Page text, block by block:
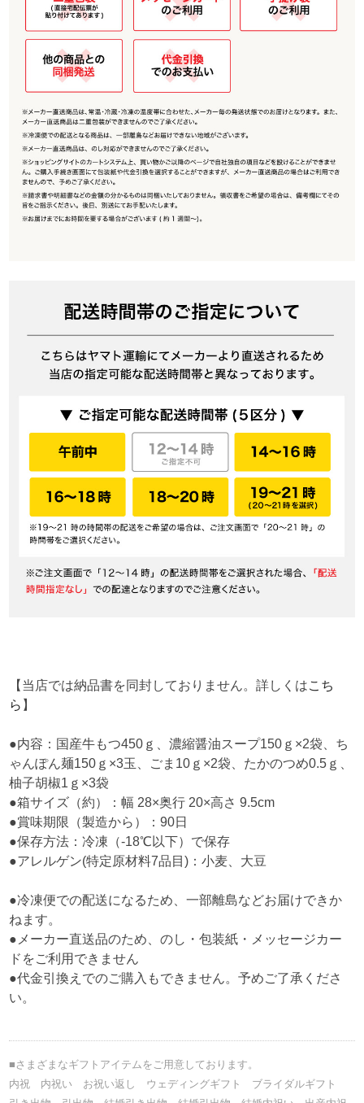
【当店では納品書を同封しておりません。詳しくはこち
ら 】
●内容：国産牛もつ450ｇ、濃縮醤油スープ150ｇ×2袋、ち
ゃんぽん麺150ｇ×3玉、ごま10ｇ×2袋、たかのつめ0.5ｇ、
柚子胡椒1ｇ×3袋
●箱サイズ（約）：幅 28×奥行 20×高さ 9.5cm
●賞味期限（製造から）：90日
●保存方法：冷凍（-18℃以下）で保存
●アレルゲン(特定原材料7品目)：小麦、大豆
●冷凍便での配送になるため、一部離島などお届けできか
ねます。
●メーカー直送品のため、のし・包装紙・メッセージカー
ドをご利用できません
●代金引換えでのご購入もできません。予めご了承くださ
い。
■さまざまなギフトアイテムをご用意しております。
内祝 内祝い お祝い返し ウェディングギフト ブライダルギフト